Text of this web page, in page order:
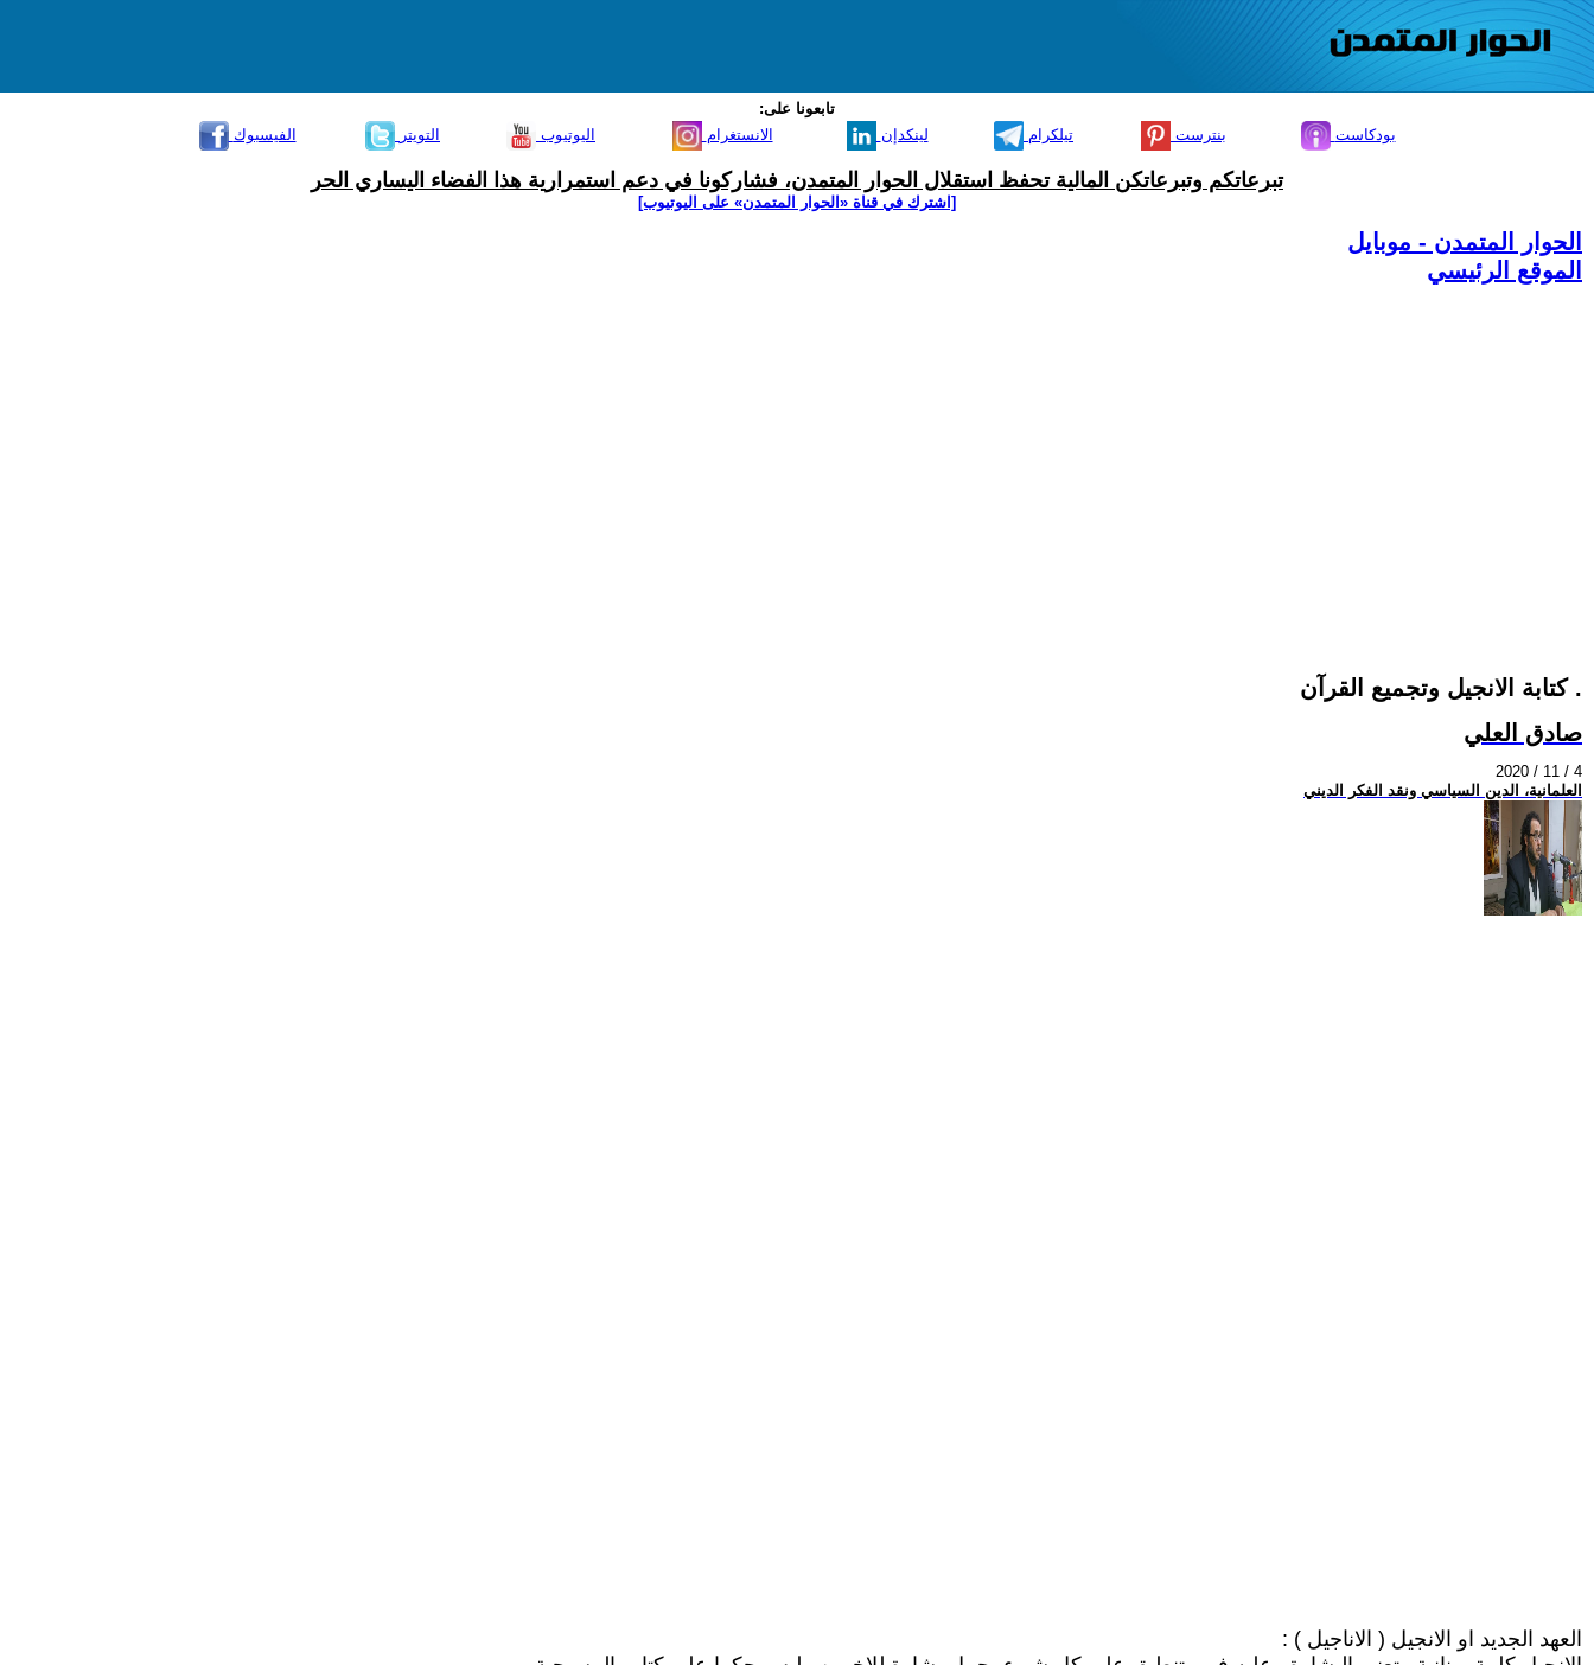
تابعونا على:
الفيسبوك
التويتر اليوتيوب الانستغرام لينكدإن تيلكرام بنترست بودكاست
تبرعاتكم وتبرعاتكن المالية تحفظ استقلال الحوار المتمدن، فشاركونا في دعم استمرارية هذا الفضاء اليساري الحر
[اشترك في قناة ‫«الحوار المتمدن» على اليوتيوب]
الحوار المتمدن - موبايل
الموقع الرئيسي
كتابة الانجيل وتجميع القرآن .
صادق العلي
2020 / 11 / 4
العلمانية، الدين السياسي ونقد الفكر الديني
العهد الجديد او الانجيل ( الاناجيل ) :